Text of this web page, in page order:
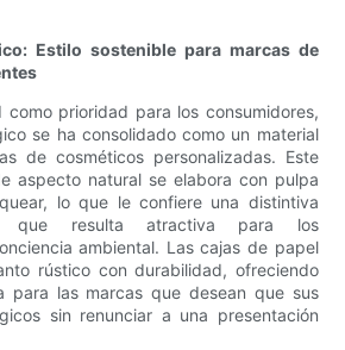
Estilo sostenible para marcas de
como prioridad para los consumidores,
se ha consolidado como un material
de cosméticos personalizadas. Este
aspecto natural se elabora con pulpa
lo que le confiere una distintiva
que resulta atractiva para los
ambiental. Las cajas de papel
rústico con durabilidad, ofreciendo
para las marcas que desean que sus
sin renunciar a una presentación